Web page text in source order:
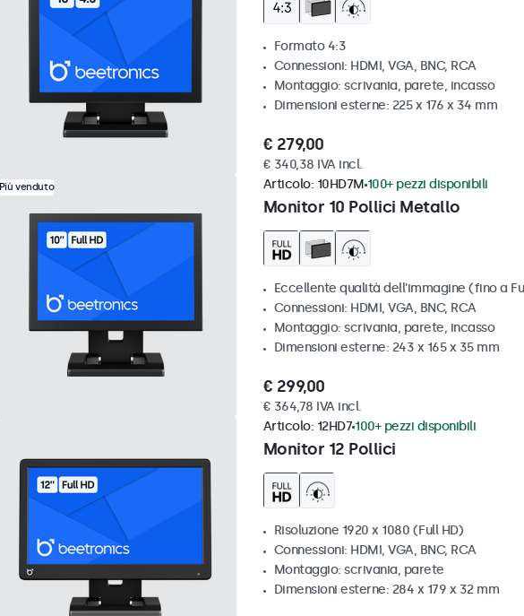
Formato 4:3
Connessioni: HDMI, VGA, BNC, RCA
Montaggio: scrivania, parete, incasso
Dimensioni esterne: 225 x 176 x 34 mm
€ 279,00
€ 340,38 IVA incl.
Più venduto
Monitor 10 Pollici Metallo
Articolo: 10HD7M 100+ pezzi disponibili
Eccellente qualità dell'immagine (fino a
Connessioni: HDMI, VGA, BNC, RCA
Montaggio: scrivania, parete, incasso
Dimensioni esterne: 243 x 165 x 35 mm
€ 299,00
€ 364,78 IVA incl.
Monitor 12 Pollici
Articolo: 12HD7 100+ pezzi disponibili
Risoluzione 1920 x 1080 (Full HD)
Connessioni: HDMI, VGA, BNC, RCA
Montaggio: scrivania, parete
Dimensioni esterne: 284 x 179 x 32 mm